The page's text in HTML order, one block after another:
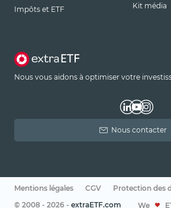
Impôts et ETF
Kit média
Nous vous aidons à optimiser votre
Nous contacter
Mentions légales CGV Protection des
© 2008 - 2026 - extraETF.com We